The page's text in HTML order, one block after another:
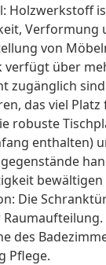
Holzwerkstoff
von
verfügt über
zugänglich
das viel
robuste
enthalten)
bewältigen
Die
des
Pflege.